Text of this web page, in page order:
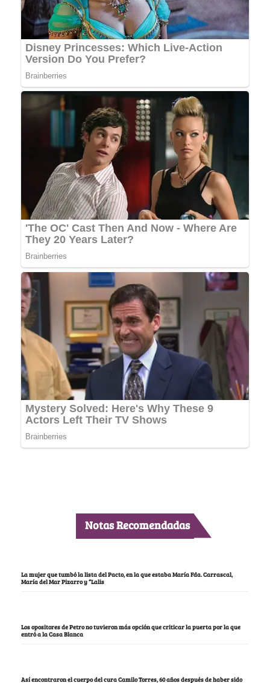
Notas Recomendadas
La mujer que tumbó la lista del Pacto, en la que estaba María Fda. Carrascal,
María del Mar Pizarro y “Lalis
Los opositores de Petro no tuvieron más opción que criticar la puerta por la que
entró a la Casa Blanca
Así encontraron el cuerpo del cura Camilo Torres, 60 años después de haber sido